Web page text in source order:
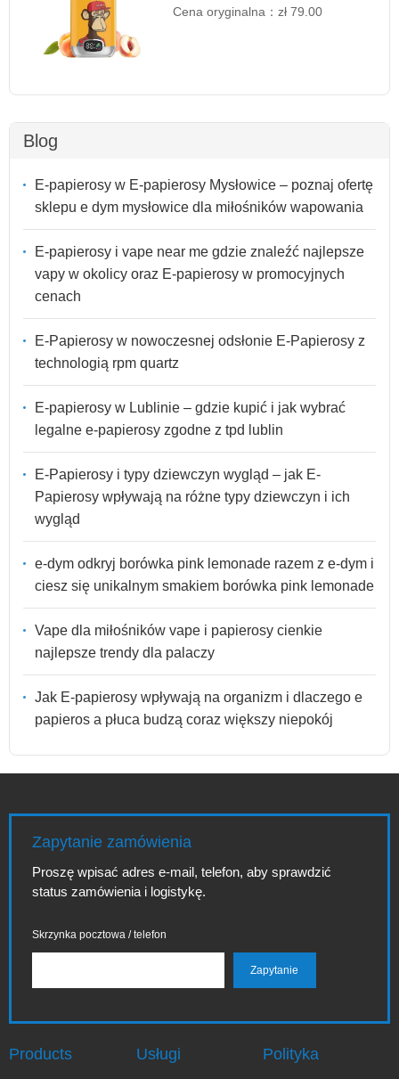
Cena oryginalna：zł 79.00
Blog
E-papierosy w E-papierosy Mysłowice – poznaj ofertę
sklepu e dym mysłowice dla miłośników wapowania
E-papierosy i vape near me gdzie znaleźć najlepsze
vapy w okolicy oraz E-papierosy w promocyjnych
cenach
E-Papierosy w nowoczesnej odsłonie E-Papierosy z
technologią rpm quartz
E-papierosy w Lublinie – gdzie kupić i jak wybrać
legalne e-papierosy zgodne z tpd lublin
E-Papierosy i typy dziewczyn wygląd – jak E-
Papierosy wpływają na różne typy dziewczyn i ich
wygląd
e-dym odkryj borówka pink lemonade razem z e-dym i
ciesz się unikalnym smakiem borówka pink lemonade
Vape dla miłośników vape i papierosy cienkie
najlepsze trendy dla palaczy
Jak E-papierosy wpływają na organizm i dlaczego e
papieros a płuca budzą coraz większy niepokój
Zapytanie zamówienia
Proszę wpisać adres e-mail, telefon, aby sprawdzić
status zamówienia i logistykę.
Skrzynka pocztowa / telefon
Products Usługi Polityka